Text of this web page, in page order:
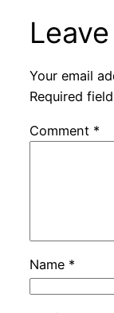
Your email
Required
Comment *
Name *